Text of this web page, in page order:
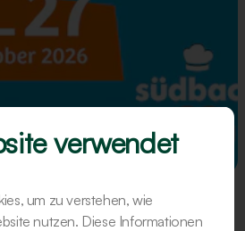
verwendet
um zu verstehen, wie
nutzen. Diese Informationen